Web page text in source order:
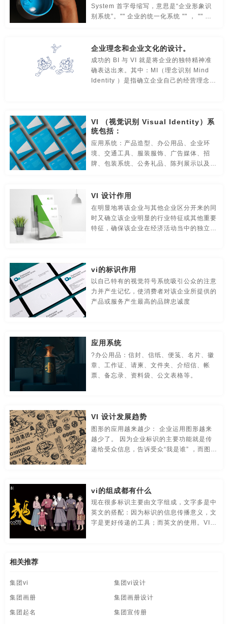
儿童-品牌策划 服装-品牌策划 工业-品牌策划
农产品-品牌策划 汽车-品牌策划 网站-品牌策划
文化-品牌策划 药品-品牌策划
极简logo-品牌策划 建筑-品牌策划
金融-品牌策划 科技公司-品牌策划 礼品包装设计
农业-品牌策划 文化公司-品牌策划
游戏-品牌策划 咨询公司-品牌策划 公益-品牌策划
公园-品牌策划
环保-品牌策划 活动-品牌策划 吉祥物-品牌策划
家具-品牌策划 建筑-品牌策划 金融-品牌策划
经典-品牌策划 景区-品牌策划
农业/农产品-品牌策划 平面-品牌策划 汽车-品牌策划
商标-设计，注册 商场-品牌策划 商业-品牌策划
视频-品牌策划 体育-品牌策划
文字-品牌策划 物流-品牌策划 物业-品牌策划
纸盒-品牌策划 主题-品牌策划 专卖店-品牌策划
专题-品牌策划 字体-品牌策划 集团-品牌策划
商标-品牌策划 招商-品牌策划
白酒/红酒/啤酒/水-包装设计
包装网站-包装设计 保健品-包装设计 餐饮-包装设计
System 首字母缩写，意思是“企业形象识
别系统”。"" 企业的统一化系统 "" ， "" 企
企业理念和企业文化的设计。
成功的 BI 与 VI 就是将企业的独特精神准
确表达出来。其中：MI（理念识别 Mind
Identity ）是指确立企业自己的经营理念，
VI （视觉识别 Visual Identity）系
统包括：
应用系统：产品造型、办公用品、企业环
境、交通工具、服装服饰、广告媒体、招
牌、包装系统、公务礼品、陈列展示以及印
VI 设计作用
在明显地将该企业与其他企业区分开来的同
时又确立该企业明显的行业特征或其他重要
特征，确保该企业在经济活动当中的独立性
vi的标识作用
以自己特有的视觉符号系统吸引公众的注意
力并产生记忆，使消费者对该企业所提供的
产品或服务产生最高的品牌忠诚度
应用系统
?办公用品：信封、信纸、便笺、名片、徽
章、工作证、请柬、文件夹、介绍信、帐
票、备忘录、资料袋、公文表格等。
VI 设计发展趋势
图形的应用越来越少： 企业运用图形越来
越少了。 因为企业标识的主要功能就是传
递给受众信息，告诉受众“我是谁” ，而图形
vi的组成都有什么
现在很多标识主要由文字组成，文字多是中
英文的搭配：因为标识的信息传播意义，文
字是更好传递的工具；而英文的使用。VI
相关推荐
集团vi 集团vi设计
集团画册 集团画册设计
集团起名 集团宣传册